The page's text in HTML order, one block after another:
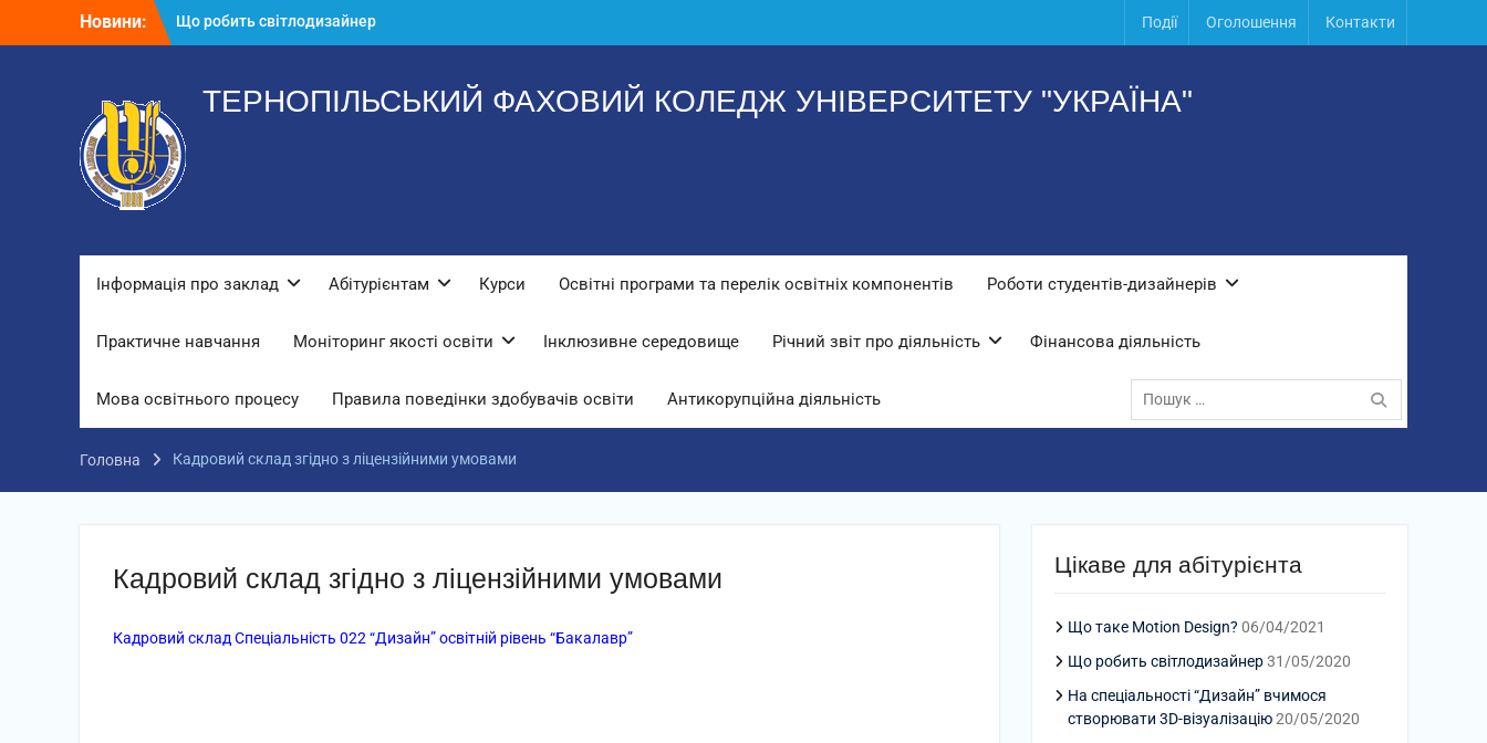
Новини:
Що робить світлодизайнер
На спеціальності “Дизайн” вчимося
Що таке Motion Design?
Події Оголошення Контакти
ТЕРНОПІЛЬСЬКИЙ ФАХОВИЙ КОЛЕДЖ УНІВЕРСИТЕТУ "УКРАЇНА"
Інформація про заклад Абітурієнтам Курси Освітні програми та перелік освітніх компонентів Роботи студентів-дизайнерів
Практичне навчання Моніторинг якості освіти Інклюзивне середовище Річний звіт про діяльність Фінансова діяльність
Мова освітнього процесу Правила поведінки здобувачів освіти Антикорупційна діяльність
Пошук:
Головна Кадровий склад згідно з ліцензійними умовами
Кадровий склад згідно з ліцензійними умовами
Кадровий склад Спеціальність 022 “Дизайн” освітній рівень “Бакалавр”
Цікаве для абітурієнта
Що таке Motion Design? 06/04/2021
Що робить світлодизайнер31/05/2020
На спеціальності “Дизайн” вчимося
створювати 3D-візуалізацію20/05/2020